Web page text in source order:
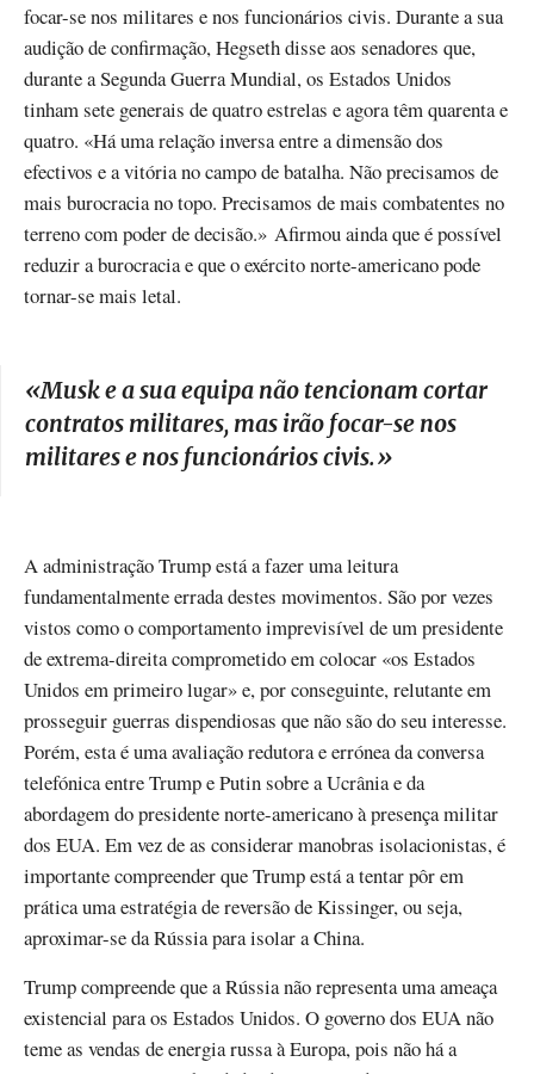
focar-se nos militares e nos funcionários civis. Durante a sua
audição de confirmação, Hegseth disse aos senadores que,
durante a Segunda Guerra Mundial, os Estados Unidos
tinham sete generais de quatro estrelas e agora têm quarenta e
quatro. «Há uma relação inversa entre a dimensão dos
efectivos e a vitória no campo de batalha. Não precisamos de
mais burocracia no topo. Precisamos de mais combatentes no
terreno com poder de decisão.» Afirmou ainda que é possível
reduzir a burocracia e que o exército norte-americano pode
tornar-se mais letal.
«Musk e a sua equipa não tencionam cortar
contratos militares, mas irão focar-se nos
militares e nos funcionários civis.»
A administração Trump está a fazer uma leitura
fundamentalmente errada destes movimentos. São por vezes
vistos como o comportamento imprevisível de um presidente
de extrema-direita comprometido em colocar «os Estados
Unidos em primeiro lugar» e, por conseguinte, relutante em
prosseguir guerras dispendiosas que não são do seu interesse.
Porém, esta é uma avaliação redutora e errónea da conversa
telefónica entre Trump e Putin sobre a Ucrânia e da
abordagem do presidente norte-americano à presença militar
dos EUA. Em vez de as considerar manobras isolacionistas, é
importante compreender que Trump está a tentar pôr em
prática uma estratégia de reversão de Kissinger, ou seja,
aproximar-se da Rússia para isolar a China.
Trump compreende que a Rússia não representa uma ameaça
existencial para os Estados Unidos. O governo dos EUA não
teme as vendas de energia russa à Europa, pois não há a